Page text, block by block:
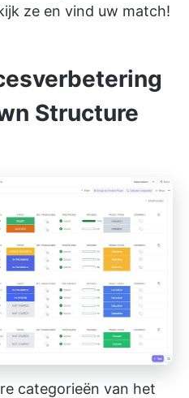
ze en vind uw match!
Structure
categorieën van het